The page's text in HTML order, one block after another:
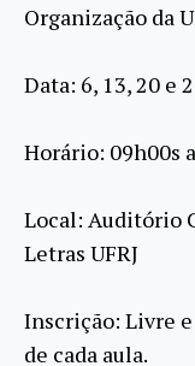
Organização da
Data: 6, 13, 20 e
Horário: 09h00s
Local: Auditório
Letras UFRJ
Inscrição: Livre
de cada aula.